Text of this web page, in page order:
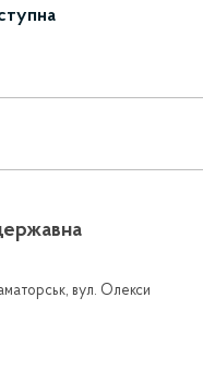
вул. Олекси